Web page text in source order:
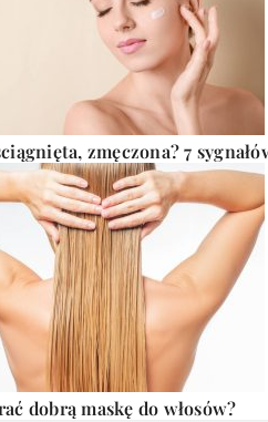
zmęczona? 7
dobrą maskę do włosów?